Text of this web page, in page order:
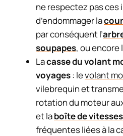
ne respectez pas
d’endommager la
par conséquent l’
soupapes, ou encore
Lacasse du volant
voyages: levolant
vilebrequin et
rotation du moteur
et laboîte de vitesses
fréquentes liées à la